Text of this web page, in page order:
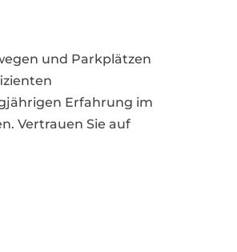
und Parkplätzen
Erfahrung im
Vertrauen Sie auf